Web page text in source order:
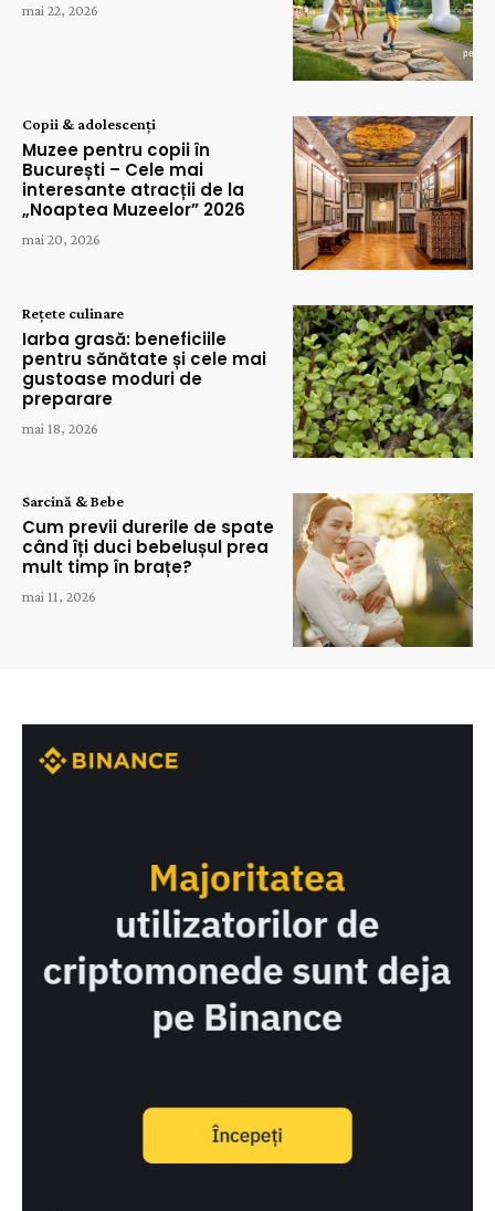
mai 22, 2026
Copii & adolescenți
Muzee pentru copii în
București – Cele mai
interesante atracții de la
„Noaptea Muzeelor” 2026
mai 20, 2026
Rețete culinare
Iarba grasă: beneficiile
pentru sănătate și cele mai
gustoase moduri de
preparare
mai 18, 2026
Sarcină & Bebe
Cum previi durerile de spate
când îți duci bebelușul prea
mult timp în brațe?
mai 11, 2026